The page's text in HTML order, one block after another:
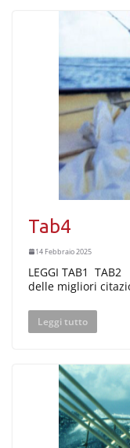
Tab4
14 Febbraio 2025
LEGGI TAB1
delle migliori
Leggi tutto